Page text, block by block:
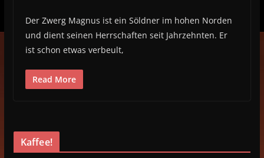
Der Zwerg Magnus ist ein Söldner im hohen Norden
und dient seinen Herrschaften seit Jahrzehnten. Er
ist schon etwas verbeult,
Read More
Kaffee!